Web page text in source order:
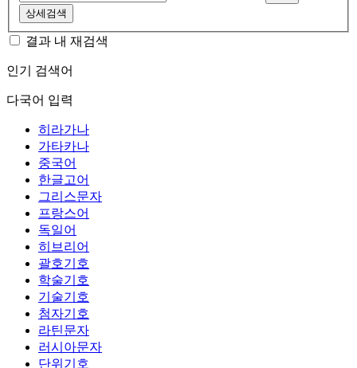
상세검색
결과 내 재검색
인기 검색어
다국어 입력
히라가나
가타카나
중국어
한글고어
그리스문자
프랑스어
독일어
히브리어
괄호기호
학술기호
기술기호
첨자기호
라틴문자
러시아문자
단위기호